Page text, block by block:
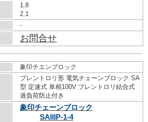
1.8
2.1
-
お問合せ
象印チエンブロック
プレントロリ形 電気チェーンブロック SA
型 定速式 単相100V プレントロリ結合式
過負荷防止付き
象印チェーンブロック
SAIIIP-1-4